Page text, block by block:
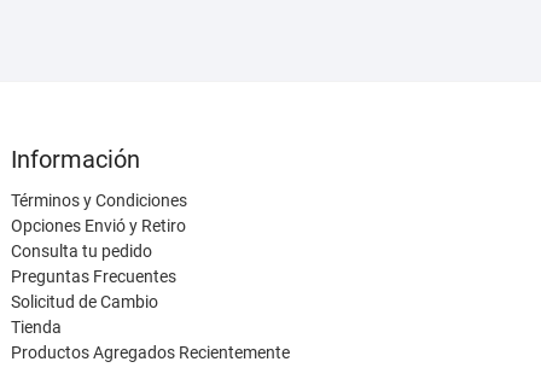
Información
Términos y Condiciones
Opciones Envió y Retiro
Consulta tu pedido
Preguntas Frecuentes
Solicitud de Cambio
Tienda
Productos Agregados Recientemente